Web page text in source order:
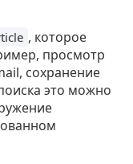
, которое
просмотр
сохранение
это можно